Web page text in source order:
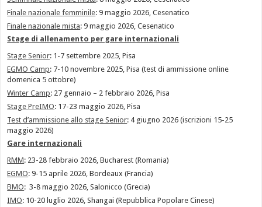
Finale nazionale femminile: 9 maggio 2026, Cesenatico
Finale nazionale mista: 9 maggio 2026, Cesenatico
Stage di allenamento per gare internazionali
Stage Senior: 1-7 settembre 2025, Pisa
EGMO Camp: 7-10 novembre 2025, Pisa (test di ammissione online
domenica 5 ottobre)
Winter Camp: 27 gennaio – 2 febbraio 2026, Pisa
Stage PreIMO: 17-23 maggio 2026, Pisa
Test d’ammissione allo stage Senior: 4 giugno 2026 (iscrizioni 15-25
maggio 2026)
Gare internazionali
RMM: 23-28 febbraio 2026, Bucharest (Romania)
EGMO: 9-15 aprile 2026, Bordeaux (Francia)
BMO: 3-8 maggio 2026, Salonicco (Grecia)
IMO: 10-20 luglio 2026, Shangai (Repubblica Popolare Cinese)